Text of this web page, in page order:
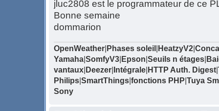
jluc2808 est le programmateur de ce
Bonne semaine
dommarion
OpenWeather Phases soleil HeatzyV2
Yamaha SomfyV3 Epson Seuils n étages
vantaux Deezer Intégrale HTTP Auth. Digest
Philips SmartThings fonctions PHP Tuya
Sony